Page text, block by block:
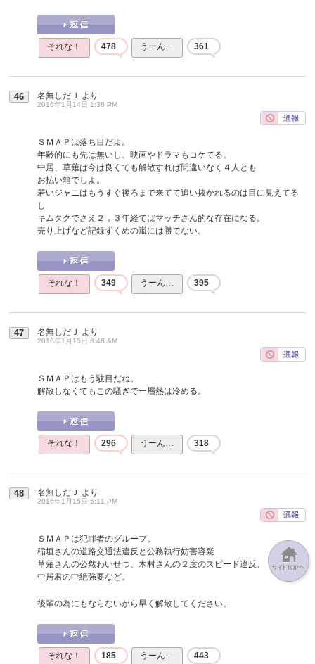
それな！ 478 うーん… 361
46 名無しだＪ より
2016年1月14日 1:36 PM
ＳＭＡＰは落ち目だよ。
年齢的にも先は無いし、映画やドラマもコケてる。
中居、草薙は今は良くても解散すれば間違いなく４人とも
お払い箱でしよ。
若いジャニはもうすぐ後ろまで来てて追い抜かれるのは目に見えてる
し
キムタクでさえ２，３年経てばマッチさん的な存在になる。
売り上げなど記録ずくめの嵐には勝てない。
それな！ 349 うーん… 395
47 名無しだＪ より
2016年1月15日 8:48 AM
ＳＭＡＰはもう駄目だね。
解散しなくてもこの騒ぎで一層熱は冷める。
それな！ 296 うーん… 318
48 名無しだＪ より
2016年1月15日 5:11 PM
ＳＭＡＰは犯罪者のグループ。
稲垣さんの道路交通法違反と公務執行妨害容疑
草薙さんの公然わいせつ、木村さんの２度のスピード違反、
中居君の中絶強要など。
後輩の為にもならないから早く解散してください。
それな！ 185 うーん… 443